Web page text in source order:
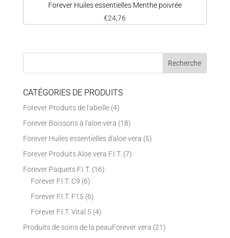
Forever Huiles essentielles Menthe poivrée
€24,76
CATÉGORIES DE PRODUITS
Forever Produits de l'abeille (4)
Forever Boissons à l'aloe vera (18)
Forever Huiles essentielles d'aloe vera (5)
Forever Produits Aloe vera F.I.T. (7)
Forever Paquets F.I.T. (16)
Forever F.I.T. C9 (6)
Forever F.I.T. F15 (6)
Forever F.I.T. Vital 5 (4)
Produits de soins de la peauForever vera (21)